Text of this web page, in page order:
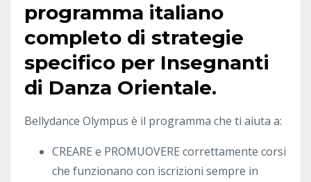
programma italiano
completo di strategie
specifico per Insegnanti
di Danza Orientale.
Bellydance Olympus è il programma che ti aiuta a:
CREARE e PROMUOVERE correttamente corsi
che funzionano con iscrizioni sempre in